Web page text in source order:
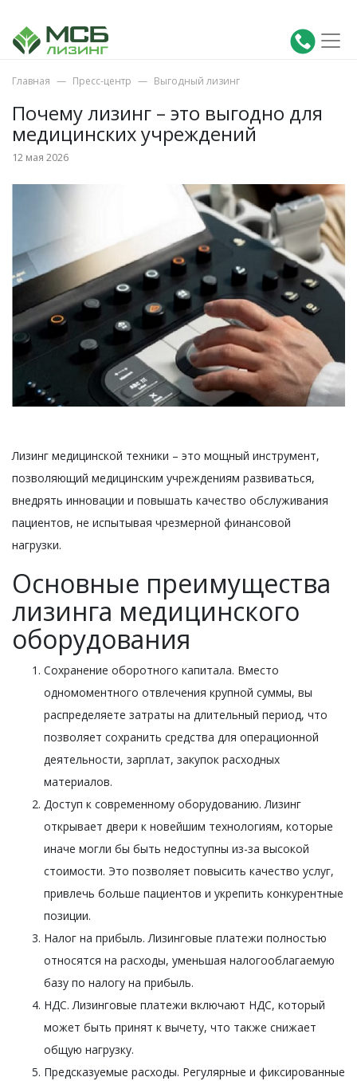
Главная Пресс-центр Выгодный лизинг
Почему лизинг – это выгодно для
медицинских учреждений
12 мая 2026
Лизинг медицинской техники – это мощный инструмент,
позволяющий медицинским учреждениям развиваться,
внедрять инновации и повышать качество обслуживания
пациентов, не испытывая чрезмерной финансовой
нагрузки.
Основные преимущества
лизинга медицинского
оборудования
Сохранение оборотного капитала. Вместо
одномоментного отвлечения крупной суммы, вы
распределяете затраты на длительный период, что
позволяет сохранить средства для операционной
деятельности, зарплат, закупок расходных
материалов.
Доступ к современному оборудованию. Лизинг
открывает двери к новейшим технологиям, которые
иначе могли бы быть недоступны из-за высокой
стоимости. Это позволяет повысить качество услуг,
привлечь больше пациентов и укрепить конкурентные
позиции.
Налог на прибыль. Лизинговые платежи полностью
относятся на расходы, уменьшая налогооблагаемую
базу по налогу на прибыль.
НДС. Лизинговые платежи включают НДС, который
может быть принят к вычету, что также снижает
общую нагрузку.
Предсказуемые расходы. Регулярные и фиксированные